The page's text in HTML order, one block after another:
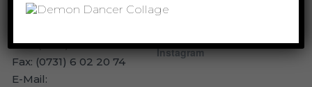
89073 Ulm
Fon:(0731) 6 87 49
Fax: (0731) 6 02 20 74
E-Mail:
Samstag 9:30 – 15:00
Instagram